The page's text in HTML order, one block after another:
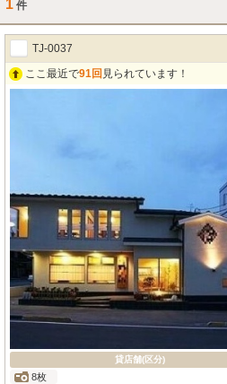
1 件
TJ-0037
ここ最近で91回 見られています！
貸店舗(区分)
8枚